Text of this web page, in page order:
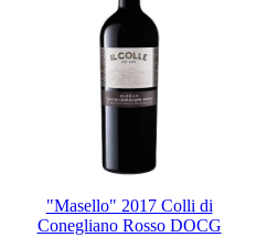
"Masello" 2017 Colli di
Conegliano Rosso DOCG